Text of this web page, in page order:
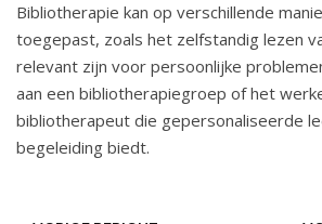
Bibliotherapie kan op verschillende
toegepast, zoals het zelfstandig lezen
relevant zijn voor persoonlijke
aan een bibliotherapiegroep of het
bibliotherapeut die gepersonaliseerde
begeleiding biedt.